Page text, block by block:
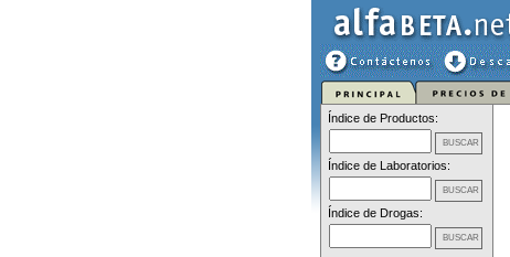
Índice de Productos:
Índice de Laboratorios:
Índice de Drogas: